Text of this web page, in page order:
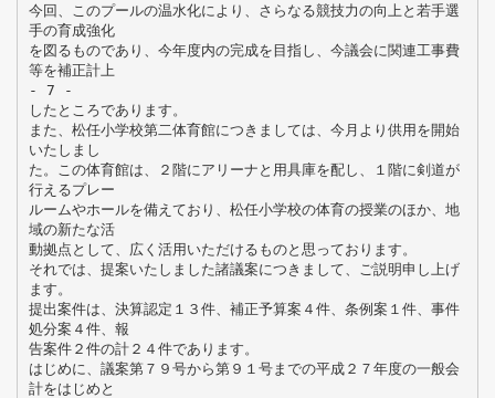
今回、このプールの温水化により、さらなる競技力の向上と若手選
手の育成強化
を図るものであり、今年度内の完成を目指し、今議会に関連工事費
等を補正計上
- 7 -
したところであります。
また、松任小学校第二体育館につきましては、今月より供用を開始
いたしまし
た。この体育館は、２階にアリーナと用具庫を配し、１階に剣道が
行えるプレー
ルームやホールを備えており、松任小学校の体育の授業のほか、地
域の新たな活
動拠点として、広く活用いただけるものと思っております。
それでは、提案いたしました諸議案につきまして、ご説明申し上げ
ます。
提出案件は、決算認定１３件、補正予算案４件、条例案１件、事件
処分案４件、報
告案件２件の計２４件であります。
はじめに、議案第７９号から第９１号までの平成２７年度の一般会
計をはじめと